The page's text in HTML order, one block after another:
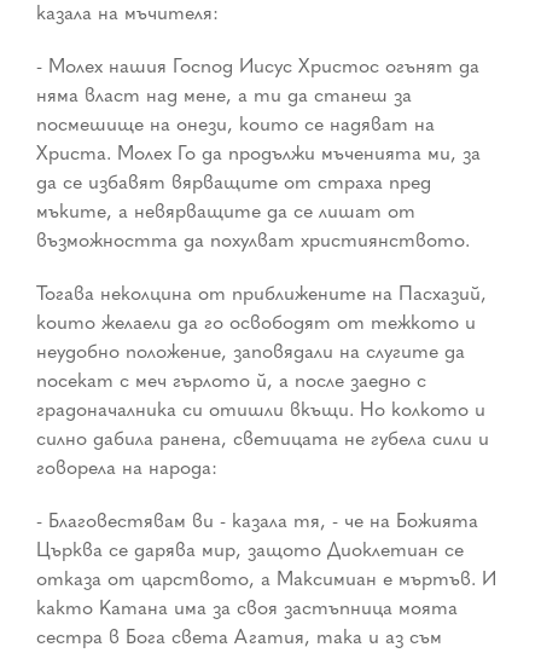
казала на мъчителя:
- Молех нашия Господ Иисус Христос огънят да
няма власт над мене, а ти да станеш за
посмешище на онези, които се надяват на
Христа. Молех Го да продължи мъченията ми, за
да се избавят вярващите от страха пред
мъките, а невярващите да се лишат от
възможността да похулват християнството.
Тогава неколцина от приближените на Пасхазий,
които желаели да го освободят от тежкото и
неудобно положение, заповядали на слугите да
посекат с меч гърлото й, а после заедно с
градоначалника си отишли вкъщи. Но колкото и
силно дабила ранена, светицата не губела сили и
говорела на народа:
- Благовестявам ви - казала тя, - че на Божията
Църква се дарява мир, защото Диоклетиан се
отказа от царството, а Максимиан е мъртъв. И
както Катана има за своя застъпница моята
сестра в Бога света Агатия, така и аз съм